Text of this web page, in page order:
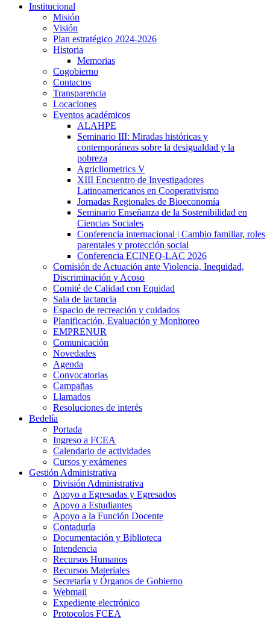
Institucional
Misión
Visión
Plan estratégico 2024-2026
Historia
Memorias
Cogobierno
Contactos
Transparencia
Locaciones
Eventos académicos
ALAHPE
Seminario III: Miradas históricas y
contemporáneas sobre la desigualdad y la
pobreza
Agricliometrics V
XIII Encuentro de Investigadores
Latinoamericanos en Cooperativismo
Jornadas Regionales de Bioeconomía
Seminario Enseñanza de la Sostenibilidad en
Ciencias Sociales
Conferencia internacional | Cambio familiar, roles
parentales y protección social
Conferencia ECINEQ-LAC 2026
Comisión de Actuación ante Violencia, Inequidad,
Discriminación y Acoso
Comité de Calidad con Equidad
Sala de lactancia
Espacio de recreación y cuidados
Planificación, Evaluación y Monitoreo
EMPRENUR
Comunicación
Novedades
Agenda
Convocatorias
Campañas
Llamados
Resoluciones de interés
Bedelía
Portada
Ingreso a FCEA
Calendario de actividades
Cursos y exámenes
Gestión Administrativa
División Administrativa
Apoyo a Egresadas y Egresados
Apoyo a Estudiantes
Apoyo a la Función Docente
Contaduría
Documentación y Biblioteca
Intendencia
Recursos Humanos
Recursos Materiales
Secretaría y Órganos de Gobierno
Webmail
Expediente electrónico
Protocolos FCEA